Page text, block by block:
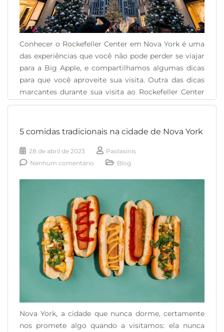
Conhecer o Rockefeller Center em Nova York é uma
das experiências que você não pode perder se viajar
para a Big Apple, e compartilhamos algumas dicas
para que você aproveite sua visita. Outra das dicas
marcantes durante sua visita ao Rockefeller Center
em Nova York é descobrir sua grande história. Isso
5 comidas tradicionais na cidade de Nova York
28 de abril de 2023
Paolasinis
Nenhum comentário
Blog
Nova York, a cidade que nunca dorme, certamente
nos promete algo quando a visitamos: ela nunca